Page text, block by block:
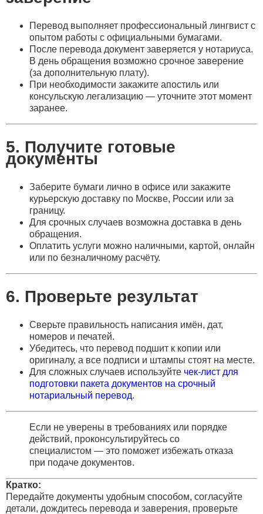
Перевод выполняет профессиональный лингвист с
опытом работы с официальными бумагами.
После перевода документ заверяется у нотариуса.
В день обращения возможно срочное заверение
(за дополнительную плату).
При необходимости закажите апостиль или
консульскую легализацию — уточните этот момент
заранее.
5. Получите готовые
документы
Заберите бумаги лично в офисе или закажите
курьерскую доставку по Москве, России или за
границу.
Для срочных случаев возможна доставка в день
обращения.
Оплатить услуги можно наличными, картой, онлайн
или по безналичному расчёту.
6. Проверьте результат
Сверьте правильность написания имён, дат,
номеров и печатей.
Убедитесь, что перевод подшит к копии или
оригиналу, а все подписи и штампы стоят на месте.
Для сложных случаев используйте чек-лист для
подготовки пакета документов на срочный
нотариальный перевод.
Если не уверены в требованиях или порядке
действий, проконсультируйтесь со
специалистом — это поможет избежать отказа
при подаче документов.
Кратко:
Передайте документы удобным способом, согласуйте
детали, дождитесь перевода и заверения, проверьте